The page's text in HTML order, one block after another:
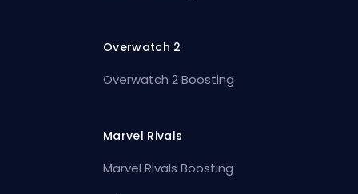
Overwatch 2
Overwatch 2 Boosting
Marvel Rivals
Marvel Rivals Boosting